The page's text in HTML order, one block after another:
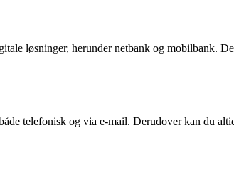
løsninger, herunder netbank og mobilbank.
telefonisk og via e-mail. Derudover kan du